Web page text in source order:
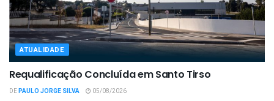
ATUALIDADE
Requalificação Concluída em Santo Tirso
DEPAULO JORGE SILVA 05/08/2026